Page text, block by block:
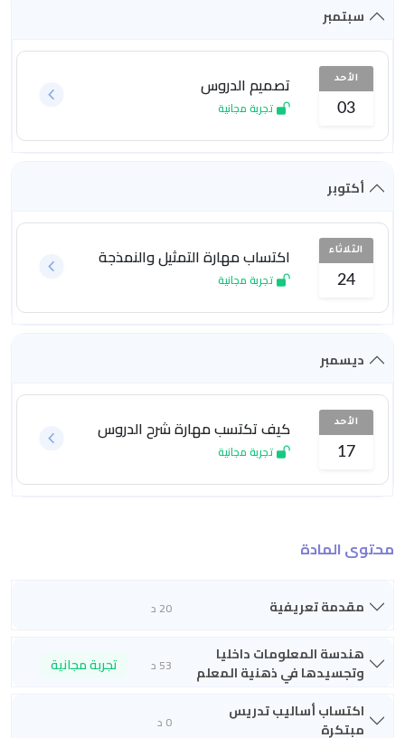
سبتمبر
الأحد
03
تصميم الدروس
تجربة مجانية
أكتوبر
الثلاثاء
24
اكتساب مهارة التمثيل والنمذجة
تجربة مجانية
ديسمبر
الأحد
17
كيف تكتسب مهارة شرح الدروس
تجربة مجانية
محتوى المادة
مقدمة تعريفية 20 د
هندسة المعلومات داخليا
وتجسيدها في ذهنية المعلم
53 د
تجربة مجانية
اكتساب أساليب تدريس
مبتكرة
0 د